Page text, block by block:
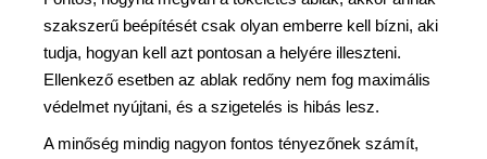
szakszerű beépítését csak olyan emberre kell bízni, aki
tudja, hogyan kell azt pontosan a helyére illeszteni.
Ellenkező esetben az ablak redőny nem fog maximális
védelmet nyújtani, és a szigetelés is hibás lesz.
A minőség mindig nagyon fontos tényezőnek számít,